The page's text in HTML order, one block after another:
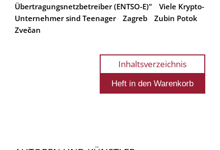
Übertragungsnetzbetreiber (ENTSO-E)"
Viele Krypto-
Unternehmer sind Teenager
Zagreb
Zubin Potok
Zvečan
Inhaltsverzeichnis